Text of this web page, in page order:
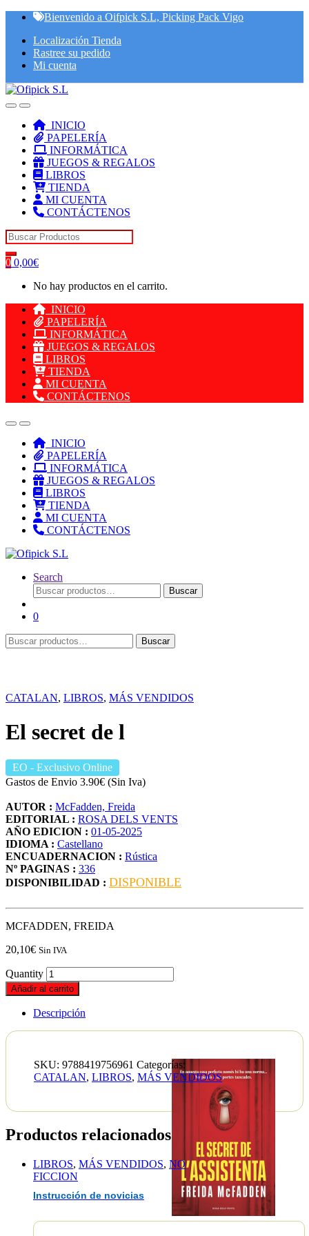
Skip
navigation
Skip
content
Bienvenido a Oifpick S.L, Picking Pack Vigo
Localización Tienda
Rastree su pedido
Mi cuenta
INICIO
PAPELERÍA
INFORMÁTICA
JUEGOS & REGALOS
LIBROS
TIENDA
MI CUENTA
CONTÁCTENOS
Search for:
0 0,00€
No hay productos en el carrito.
INICIO
PAPELERÍA
INFORMÁTICA
JUEGOS & REGALOS
LIBROS
TIENDA
MI CUENTA
CONTÁCTENOS
INICIO
PAPELERÍA
INFORMÁTICA
JUEGOS & REGALOS
LIBROS
TIENDA
MI CUENTA
CONTÁCTENOS
Search
Buscar
por:
Buscar
0
Buscar
por:
Buscar
CATALAN, LIBROS, MÁS VENDIDOS
El secret de l
EO - Exclusivo Online
Gastos de Envio 3.90€ (Sin Iva)
AUTOR : McFadden, Freida
EDITORIAL : ROSA DELS VENTS
AÑO EDICION : 01-05-2025
IDIOMA : Castellano
ENCUADERNACION : Rústica
Nº PAGINAS : 336
DISPONIBILIDAD : DISPONIBLE
MCFADDEN, FREIDA
20,10€ Sin IVA
Quantity
Añadir al carrito
Descripción
EAN :9788419756961
SKU: 9788419756961 Categorías:
CATALAN, LIBROS, MÁS VENDIDOS
Productos relacionados
LIBROS, MÁS VENDIDOS, NO
FICCION
Instrucción de novicias